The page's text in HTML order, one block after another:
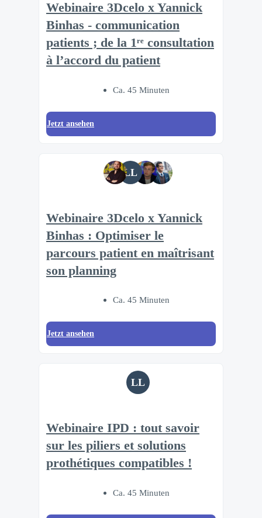
Webinaire 3Dcelo x Yannick
Binhas - communication
patients ; de la 1ʳᵉ consultation
à l’accord du patient
Ca. 45 Minuten
Jetzt ansehen
LL
Webinaire 3Dcelo x Yannick
Binhas : Optimiser le
parcours patient en maîtrisant
son planning
Ca. 45 Minuten
Jetzt ansehen
LL
Webinaire IPD : tout savoir
sur les piliers et solutions
prothétiques compatibles !
Ca. 45 Minuten